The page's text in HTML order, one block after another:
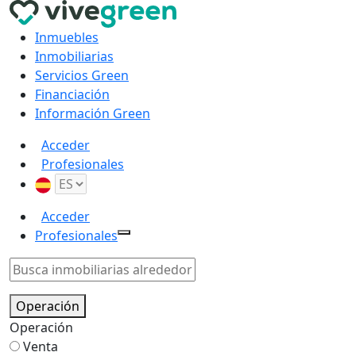
Inmuebles
Inmobiliarias
Servicios Green
Financiación
Información Green
Acceder
Profesionales
Acceder
Profesionales
Operación
Operación
Venta